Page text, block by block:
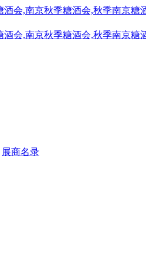
展商名录